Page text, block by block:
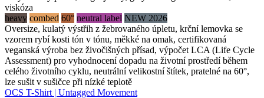
viskóza
heavy combed 60° neutral label NEW 2026
Oversize, kulatý výstřih z žebrovaného úpletu, krční lemovka se
vzorem rybí kosti tón v tónu, měkké na omak, certifikovaná
veganská výroba bez živočišných přísad, výpočet LCA (Life Cycle
Assessment) pro vyhodnocení dopadu na životní prostředí během
celého životního cyklu, neutrální velikostní štítek, pratelné na 60°,
lze sušit v sušičce při nízké teplotě
OCS T-Shirt | Untagged Movement